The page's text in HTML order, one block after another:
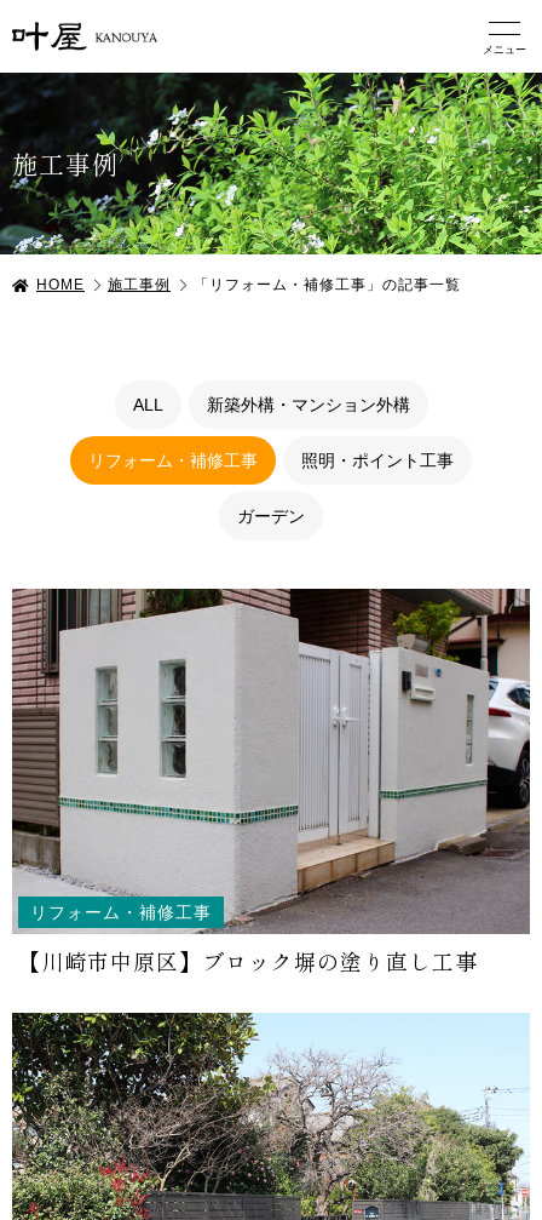
施工事例
HOME 施工事例 「リフォーム・補修工事」の記事一覧
ALL 新築外構・マンション外構
リフォーム・補修工事 照明・ポイント工事
ガーデン
リフォーム・補修工事
【川崎市中原区】ブロック塀の塗り直し工事